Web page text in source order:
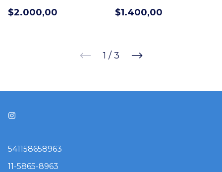
$2.000,00 $1.400,00
1 / 3
541158658963
11-5865-8963